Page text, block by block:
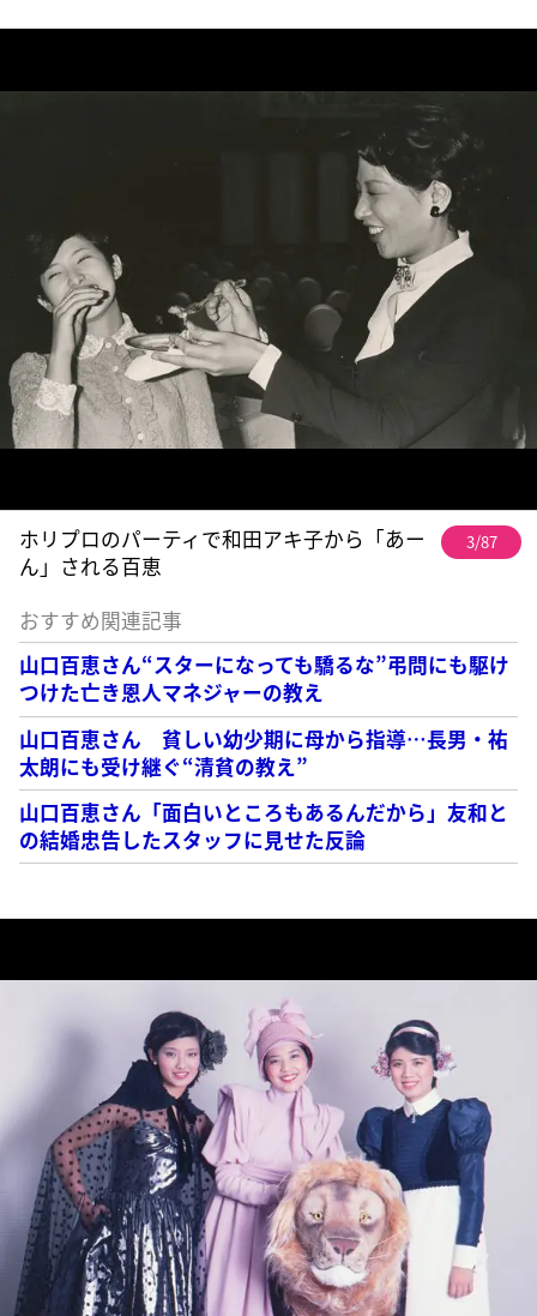
ホリプロのパーティで和田アキ子から「あー
ん」される百恵
3/87
おすすめ関連記事
山口百恵さん“スターになっても驕るな”弔問にも駆け
つけた亡き恩人マネジャーの教え
山口百恵さん 貧しい幼少期に母から指導…長男・祐
太朗にも受け継ぐ“清貧の教え”
山口百恵さん「面白いところもあるんだから」友和と
の結婚忠告したスタッフに見せた反論